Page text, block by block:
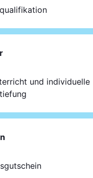
und individuelle